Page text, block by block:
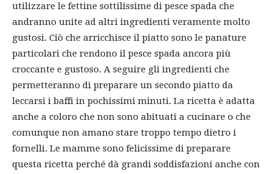
utilizzare le fettine sottilissime di pesce spada che
andranno unite ad altri ingredienti veramente molto
gustosi. Ciò che arricchisce il piatto sono le panature
particolari che rendono il pesce spada ancora più
croccante e gustoso. A seguire gli ingredienti che
permetteranno di preparare un secondo piatto da
leccarsi i baffi in pochissimi minuti. La ricetta è adatta
anche a coloro che non sono abituati a cucinare o che
comunque non amano stare troppo tempo dietro i
fornelli. Le mamme sono felicissime di preparare
questa ricetta perché dà grandi soddisfazioni anche con